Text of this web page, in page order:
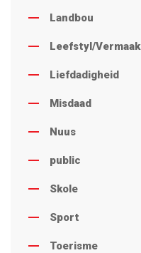
Landbou
Leefstyl/Vermaak
Liefdadigheid
Misdaad
Nuus
public
Skole
Sport
Toerisme